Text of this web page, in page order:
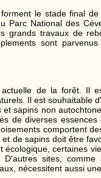
le stade final
Parc National des
grands travaux de
sont
de la forêt. Il
Il est souhaitable
sapins non
de diverses
comportent
de sapins doit être
écologique, certaines
D'autres sites,
nécessitent aussi